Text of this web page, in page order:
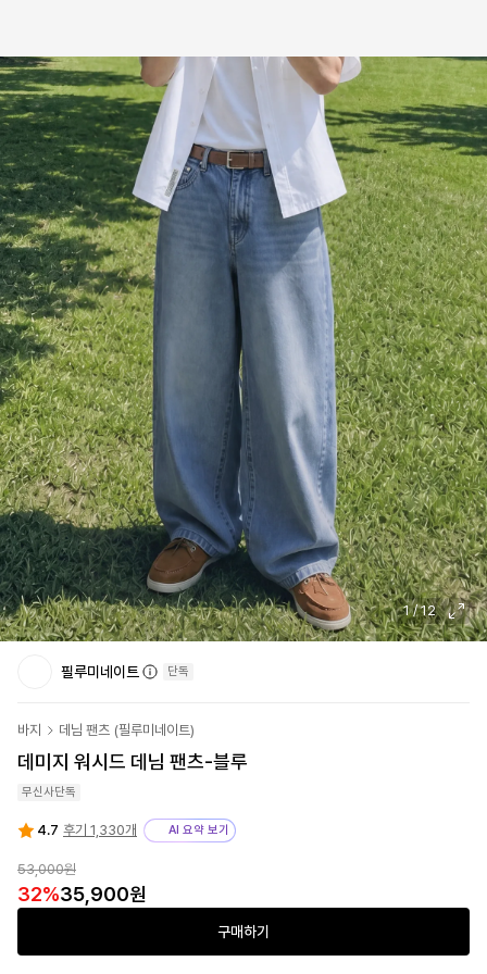
1/12
필루미네이트 단독
바지 데님 팬츠 (필루미네이트)
데미지 워시드 데님 팬츠-블루
무신사단독
4.7 후기 1,330개 AI 요약 보기
53,000원
32%35,900원
구매하기